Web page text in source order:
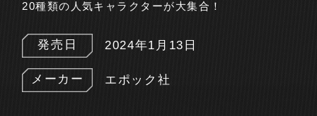
20種類の人気キャラクターが大集合！
発売日 2024年1月13日
メーカー エポック社